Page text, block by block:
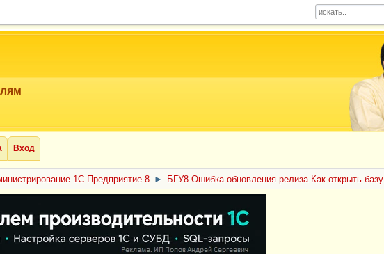
Вход
1С Предприятие 8 ► БГУ8 Ошибка обновления релиза Как открыть базу